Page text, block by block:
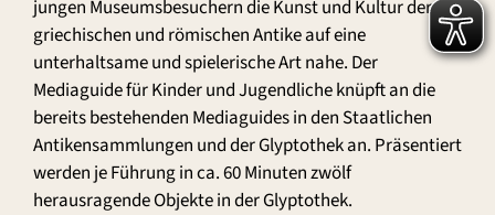
jungen Museumsbesuchern die Kunst und Kultur der
griechischen und römischen Antike auf eine
unterhaltsame und spielerische Art nahe. Der
Mediaguide für Kinder und Jugendliche knüpft an die
bereits bestehenden Mediaguides in den Staatlichen
Antikensammlungen und der Glyptothek an. Präsentiert
werden je Führung in ca. 60 Minuten zwölf
herausragende Objekte in der Glyptothek.